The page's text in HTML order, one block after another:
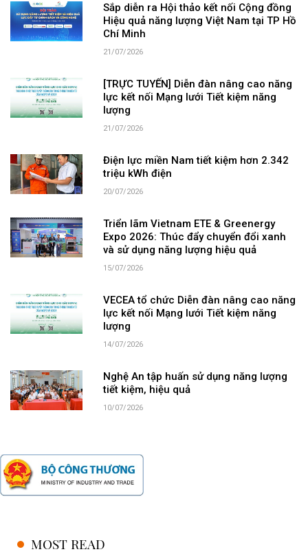
Sắp diễn ra Hội thảo kết nối Cộng đồng
Hiệu quả năng lượng Việt Nam tại TP Hồ
Chí Minh
21/07/2026
[TRỰC TUYẾN] Diễn đàn nâng cao năng
lực kết nối Mạng lưới Tiết kiệm năng
lượng
21/07/2026
Điện lực miền Nam tiết kiệm hơn 2.342
triệu kWh điện
20/07/2026
Triển lãm Vietnam ETE & Greenergy
Expo 2026: Thúc đẩy chuyển đổi xanh
và sử dụng năng lượng hiệu quả
15/07/2026
VECEA tổ chức Diễn đàn nâng cao năng
lực kết nối Mạng lưới Tiết kiệm năng
lượng
14/07/2026
Nghệ An tập huấn sử dụng năng lượng
tiết kiệm, hiệu quả
10/07/2026
MOST READ